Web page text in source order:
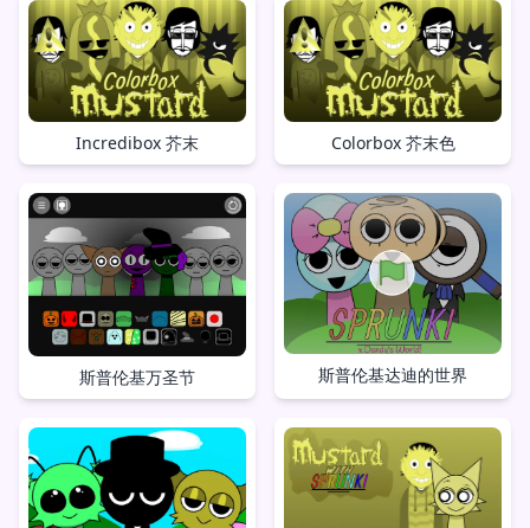
Incredibox 芥末 Colorbox 芥末色
斯普伦基万圣节 斯普伦基达迪的世界